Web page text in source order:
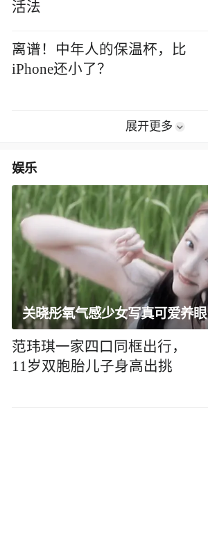
活法
离谱！中年人的保温杯，比
iPhone还小了？
展开更多
娱乐
关晓彤氧气感少女写真可爱养眼
范玮琪一家四口同框出行，
11岁双胞胎儿子身高出挑